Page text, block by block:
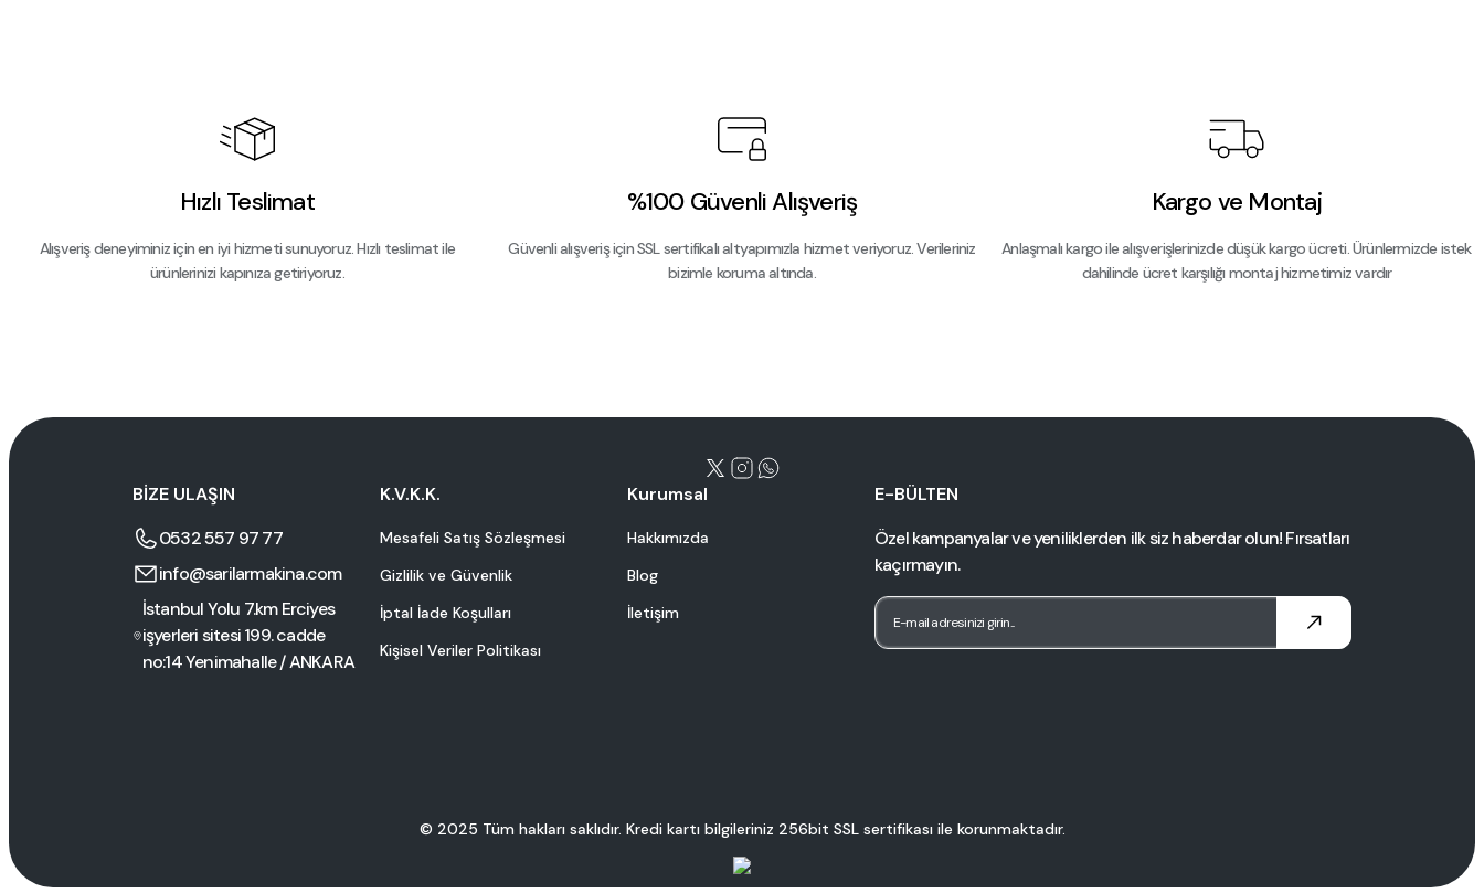
Hızlı Teslimat
Alışveriş deneyiminiz için en iyi hizmeti sunuyoruz. Hızlı teslimat ile
ürünlerinizi kapınıza getiriyoruz.
%100 Güvenli Alışveriş
Güvenli alışveriş için SSL sertifikalı altyapımızla hizmet veriyoruz. Verileriniz
bizimle koruma altında.
Kargo ve Montaj
Anlaşmalı kargo ile alışverişlerinizde düşük kargo ücreti. Ürünlermizde istek
dahilinde ücret karşılığı montaj hizmetimiz vardır
BİZE ULAŞIN
0532 557 97 77
info@sarilarmakina.com
İstanbul Yolu 7.km Erciyes
işyerleri sitesi 199. cadde
no:14 Yenimahalle / ANKARA
K.V.K.K.
Mesafeli Satış Sözleşmesi
Gizlilik ve Güvenlik
İptal İade Koşulları
Kişisel Veriler Politikası
Kurumsal
Hakkımızda
Blog
İletişim
E-BÜLTEN
Özel kampanyalar ve yeniliklerden ilk siz haberdar olun! Fırsatları
kaçırmayın.
© 2025 Tüm hakları saklıdır. Kredi kartı bilgileriniz 256bit SSL sertifikası ile korunmaktadır.